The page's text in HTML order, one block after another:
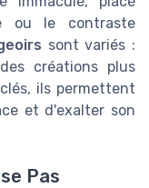
ou le contraste
sont variés :
créations plus
ils permettent
et d'exalter son
Pas